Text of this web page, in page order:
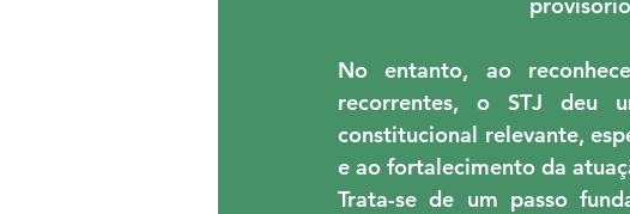
No entanto, ao
recorrentes, o STJ deu
constitucional relevante,
e ao fortalecimento da
Trata-se de um passo